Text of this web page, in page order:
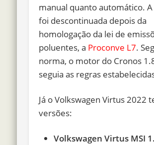
manual quanto automático.
foi descontinuada depois da
homologação da lei de
poluentes, a Proconve L7.
norma, o motor do Cronos
seguia as regras
Já o Volkswagen Virtus 2022
versões:
Volkswagen Virtus MSI